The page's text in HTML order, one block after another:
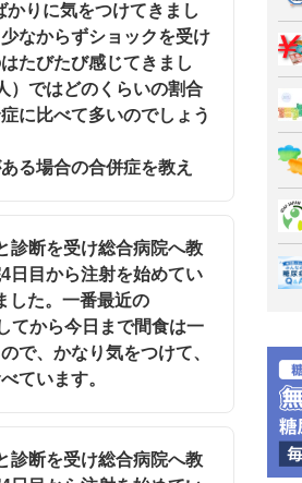
りに気をつけてきまし
なからずショックを受け
たびたび感じてきまし
）ではどのくらいの割合
に比べて多いのでしょう
る場合の合併症を教え
断を受け総合病院へ教
日目から注射を始めてい
した。一番最近の
てから今日まで間食は一
で、かなり気をつけて、
ています。
断を受け総合病院へ教